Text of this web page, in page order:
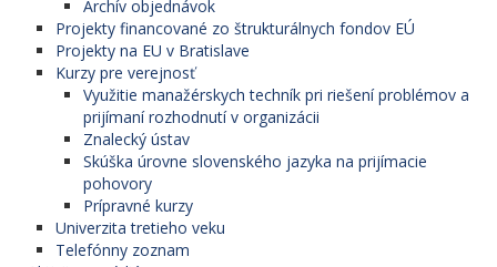
Archív objednávok
Projekty financované zo štrukturálnych fondov EÚ
Projekty na EU v Bratislave
Kurzy pre verejnosť
Využitie manažérskych techník pri riešení problémov a
prijímaní rozhodnutí v organizácii
Znalecký ústav
Skúška úrovne slovenského jazyka na prijímacie
pohovory
Prípravné kurzy
Univerzita tretieho veku
Telefónny zoznam